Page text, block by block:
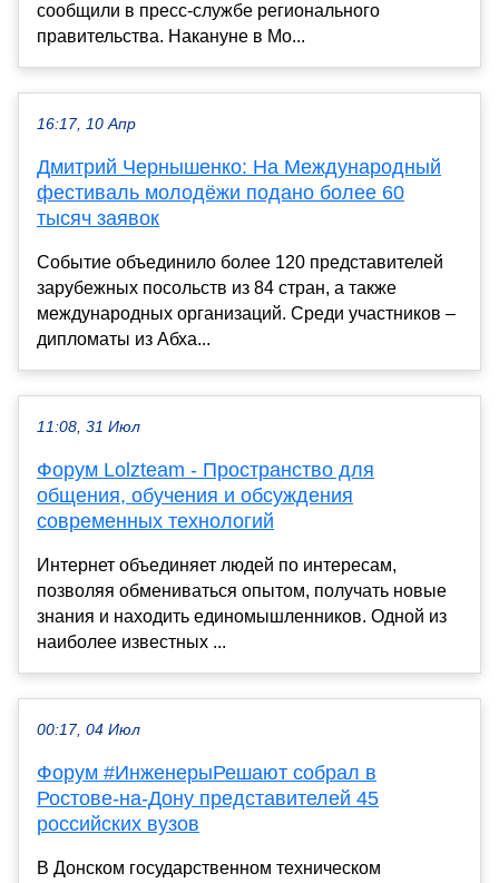
сообщили в пресс-службе регионального
правительства. Накануне в Мо...
16:17, 10 Апр
Дмитрий Чернышенко: На Международный
фестиваль молодёжи подано более 60
тысяч заявок
Событие объединило более 120 представителей
зарубежных посольств из 84 стран, а также
международных организаций. Среди участников –
дипломаты из Абха...
11:08, 31 Июл
Форум Lolzteam - Пространство для
общения, обучения и обсуждения
современных технологий
Интернет объединяет людей по интересам,
позволяя обмениваться опытом, получать новые
знания и находить единомышленников. Одной из
наиболее известных ...
00:17, 04 Июл
Форум #ИнженерыРешают собрал в
Ростове-на-Дону представителей 45
российских вузов
В Донском государственном техническом